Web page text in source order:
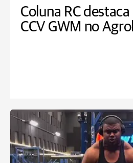
Coluna RC
CCV GWM no